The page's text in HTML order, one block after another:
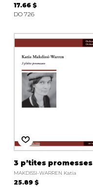
17.66 $
DO 726
3 p’tites promesses
MAKDISSI-WARREN Katia
25.89 $